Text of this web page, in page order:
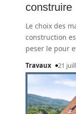
construire
Le choix des
construction
peser le pour
Travaux 21